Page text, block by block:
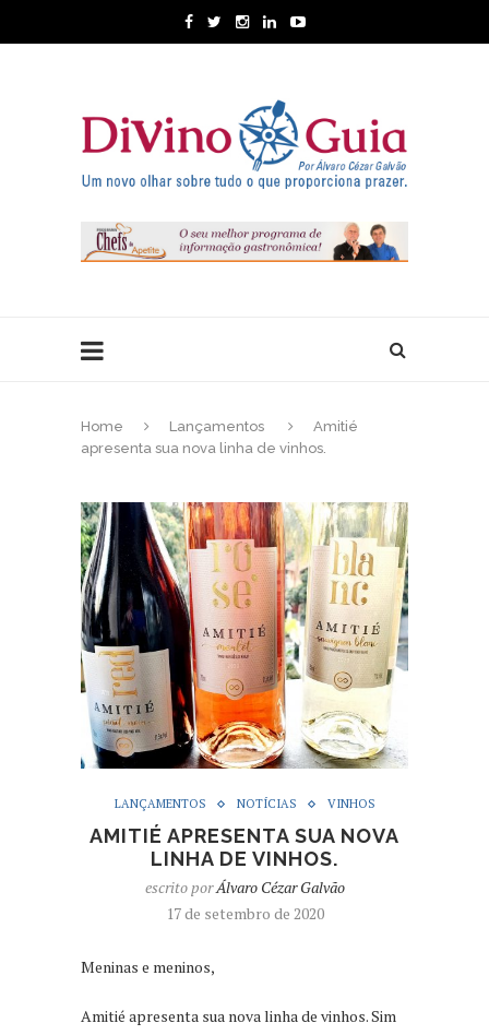
Home Lançamentos
Amitié
apresenta sua nova linha de vinhos.
LANÇAMENTOS NOTÍCIAS VINHOS
AMITIÉ APRESENTA SUA NOVA
LINHA DE VINHOS.
escrito porÁlvaro Cézar Galvão
17 de setembro de 2020
Meninas e meninos,
Amitié apresenta sua nova linha de vinhos. Sim